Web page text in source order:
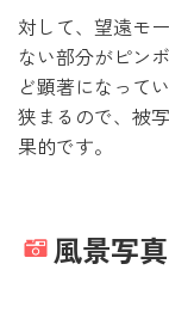
対して、望遠モ
ない部分がピン
ど顕著になって
狭まるので、被
果的です。
風景写